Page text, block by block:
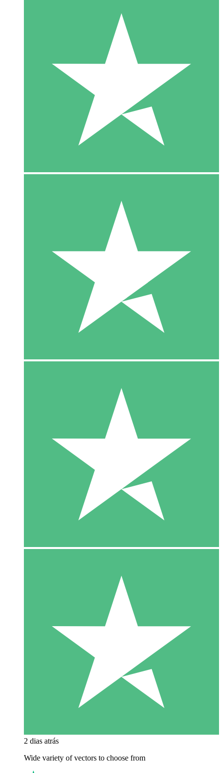
2 dias atrás
Wide variety of vectors to choose from